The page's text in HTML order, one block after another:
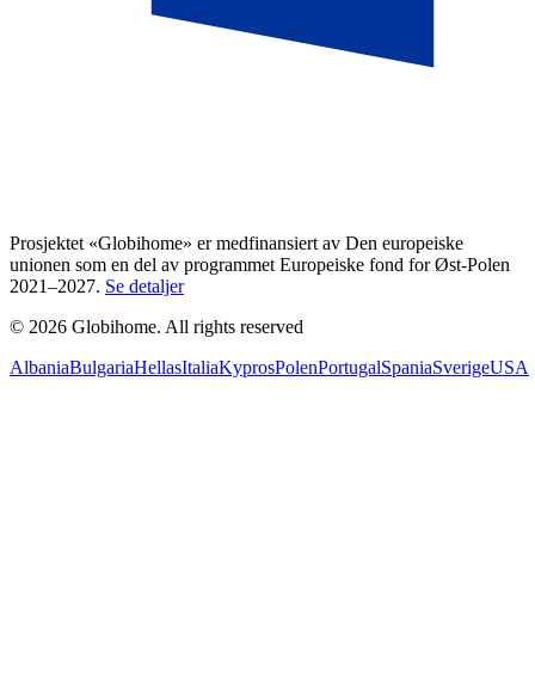
Prosjektet «Globihome» er medfinansiert av Den europeiske
unionen som en del av programmet Europeiske fond for Øst-Polen
2021–2027. Se detaljer
© 2026 Globihome. All rights reserved
AlbaniaBulgariaHellasItaliaKyprosPolenPortugalSpaniaSverigeUSA